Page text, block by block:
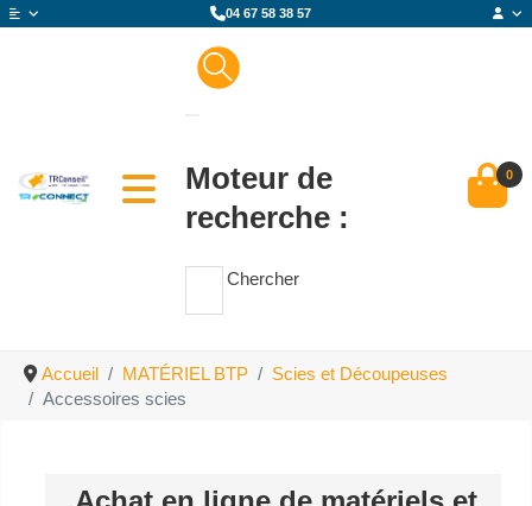
04 67 58 38 57
Moteur de
recherche :
Chercher
0
Accueil MATÉRIEL BTP
Scies et Découpeuses
Accessoires scies